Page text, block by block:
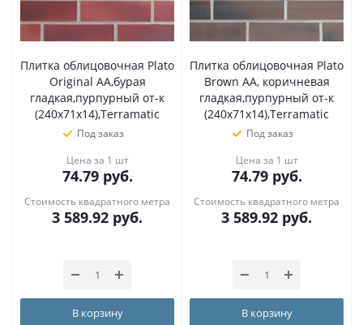
Плитка облицовочная Plato
Original AA,бурая
гладкая,пурпурный от-к
(240х71х14),Terramatic
Под заказ
Цена за 1 шт
74.79руб.
Стоимость квадратного метра
3 589.92 руб.
В корзину
Плитка облицовочная Plato
Brown AA, коричневая
гладкая,пурпурный от-к
(240х71х14),Terramatic
Под заказ
Цена за 1 шт
74.79руб.
Стоимость квадратного метра
3 589.92 руб.
В корзину